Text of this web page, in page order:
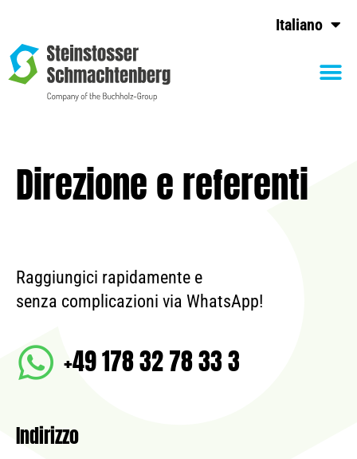
Italiano
Direzione e referenti
Indirizzo
Raggiungici rapidamente e
senza complicazioni via WhatsApp!
+49 178 32 78 33 3